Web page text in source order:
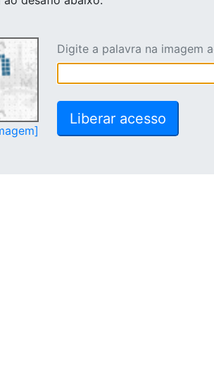
Digite a palavra na imagem